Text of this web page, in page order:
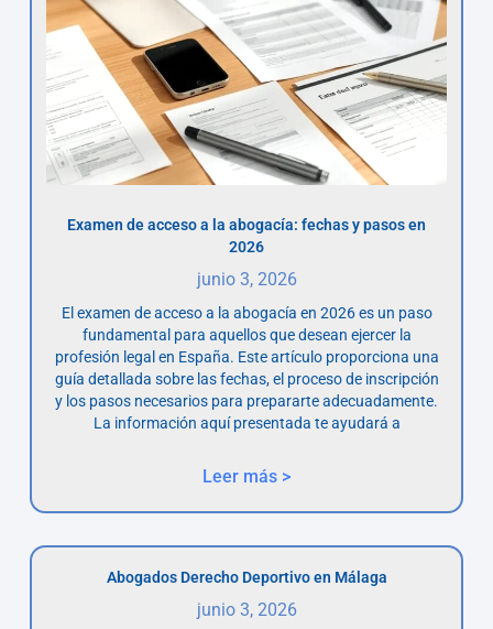
Examen de acceso a la abogacía: fechas y pasos en
2026
junio 3, 2026
El examen de acceso a la abogacía en 2026 es un paso
fundamental para aquellos que desean ejercer la
profesión legal en España. Este artículo proporciona una
guía detallada sobre las fechas, el proceso de inscripción
y los pasos necesarios para prepararte adecuadamente.
La información aquí presentada te ayudará a
Leer más >
Abogados Derecho Deportivo en Málaga
junio 3, 2026